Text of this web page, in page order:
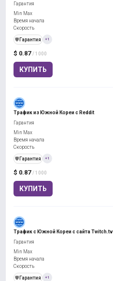
$ 0.87 / 1000
КУПИТЬ
Гарантия
Min Max
Время начала
Скорость
️🛡️ Гарантия +1
Трафик из Южной Кореи с Reddit
$ 0.87 / 1000
КУПИТЬ
Гарантия
Min Max
Время начала
Скорость
️🛡️ Гарантия +1
Трафик с Южной Кореи с сайта Twitch.tv
Гарантия
Min Max
Время начала
Скорость
️🛡️ Гарантия +1